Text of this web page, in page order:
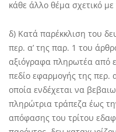
κάθε άλλο θέμα σχετικό
δ) Κατά παρέκκλιση του
περ. α’ της παρ. 1 του
αξιόγραφα πληρωτέα από
πεδίο εφαρμογής της περ.
οποία ενδέχεται να
πληρώτρια τράπεζα έως
απόφασης του τρίτου